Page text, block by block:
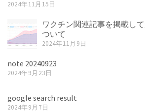
2024年11月15日
ワクチン関連記事を掲載し
ついて
2024年11月9日
note 20240923
2024年9月23日
google search result
2024年9月7日